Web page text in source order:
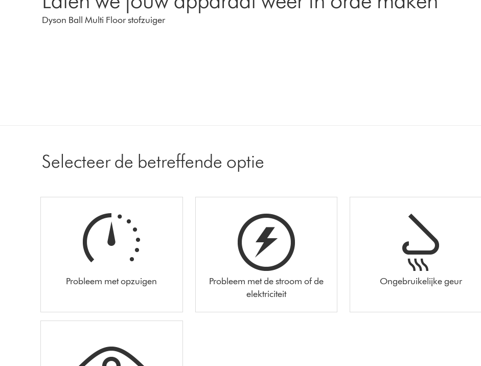
Dyson Ball Multi Floor stofzuiger
Selecteer de betreffende optie
Probleem met opzuigen
Probleem met de stroom of de
elektriciteit
Ongebruikelijke geur